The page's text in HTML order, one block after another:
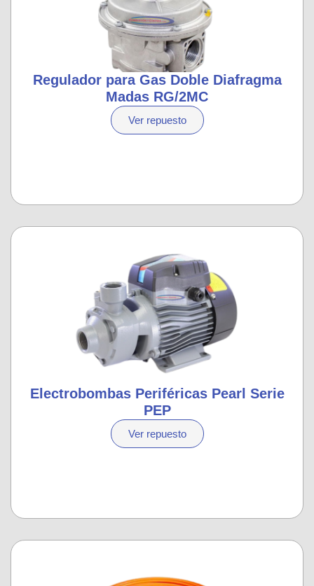
Regulador para Gas Doble Diafragma
Madas RG/2MC
Ver repuesto
Electrobombas Periféricas Pearl Serie
PEP
Ver repuesto